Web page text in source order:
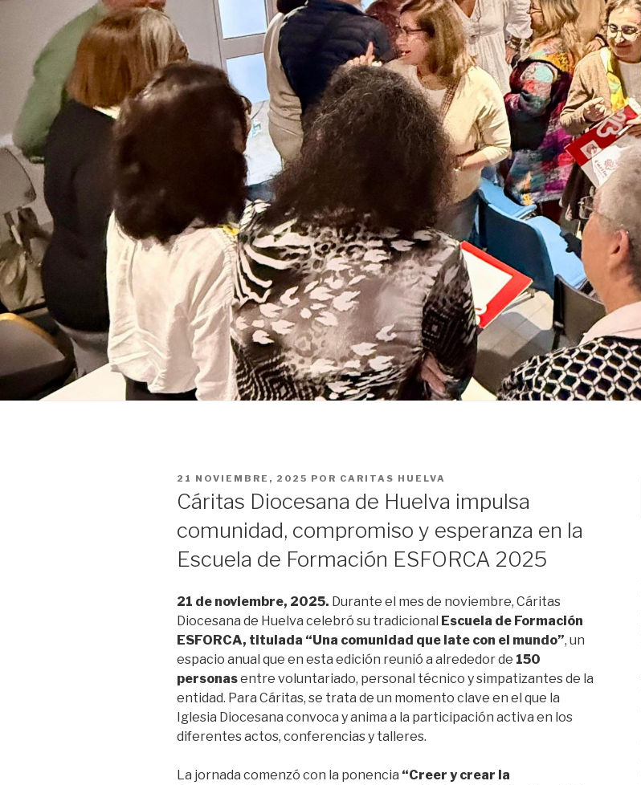
PUBLICADO
21 NOVIEMBRE, 2025 POR CARITAS HUELVA
Cáritas Diocesana de Huelva impulsa
comunidad, compromiso y esperanza en la
Escuela de Formación ESFORCA 2025
21 de noviembre, 2025. Durante el mes de noviembre, Cáritas
Diocesana de Huelva celebró su tradicional Escuela de Formación
ESFORCA, titulada “Una comunidad que late con el mundo”, un
espacio anual que en esta edición reunió a alrededor de 150
personasentre voluntariado, personal técnico y simpatizantes de la
entidad. Para Cáritas, se trata de un momento clave en el que la
Iglesia Diocesana convoca y anima a la participación activa en los
diferentes actos, conferencias y talleres.
La jornada comenzó con la ponencia “Creer y crear la